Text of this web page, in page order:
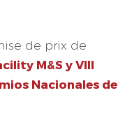
de prix de
M&S y VIII
Nacionales de